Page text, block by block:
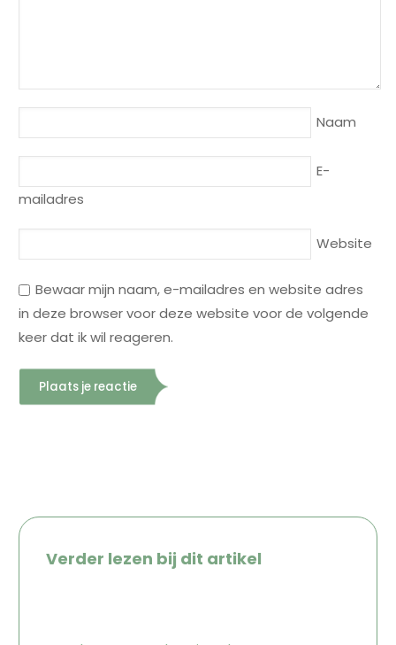
Naam
E-
mailadres
Website
Bewaar mijn naam, e-mailadres en website adres
in deze browser voor deze website voor de volgende
keer dat ik wil reageren.
Verder lezen bij dit artikel